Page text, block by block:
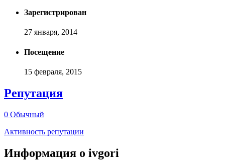
Зарегистрирован
27 января, 2014
Посещение
15 февраля, 2015
Репутация
0 Обычный
Активность репутации
Информация о ivgori